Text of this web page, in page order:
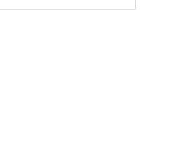
稳定器的转向胶套和球头